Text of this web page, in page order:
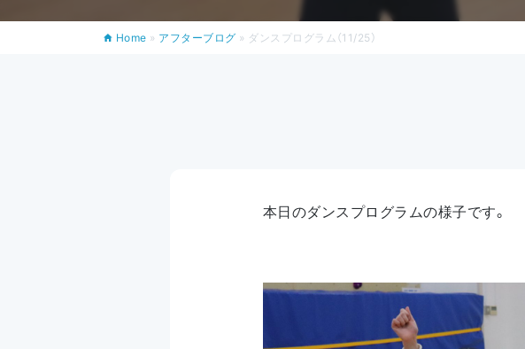
Home » アフターブログ » ダンスプログラム（11/25）
本日のダンスプログラムの様子です。